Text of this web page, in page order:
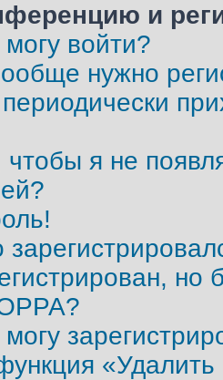
и
войти?
нужно
чтобы я не
но